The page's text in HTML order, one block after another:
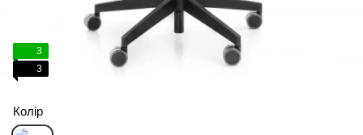
3
3
Колір